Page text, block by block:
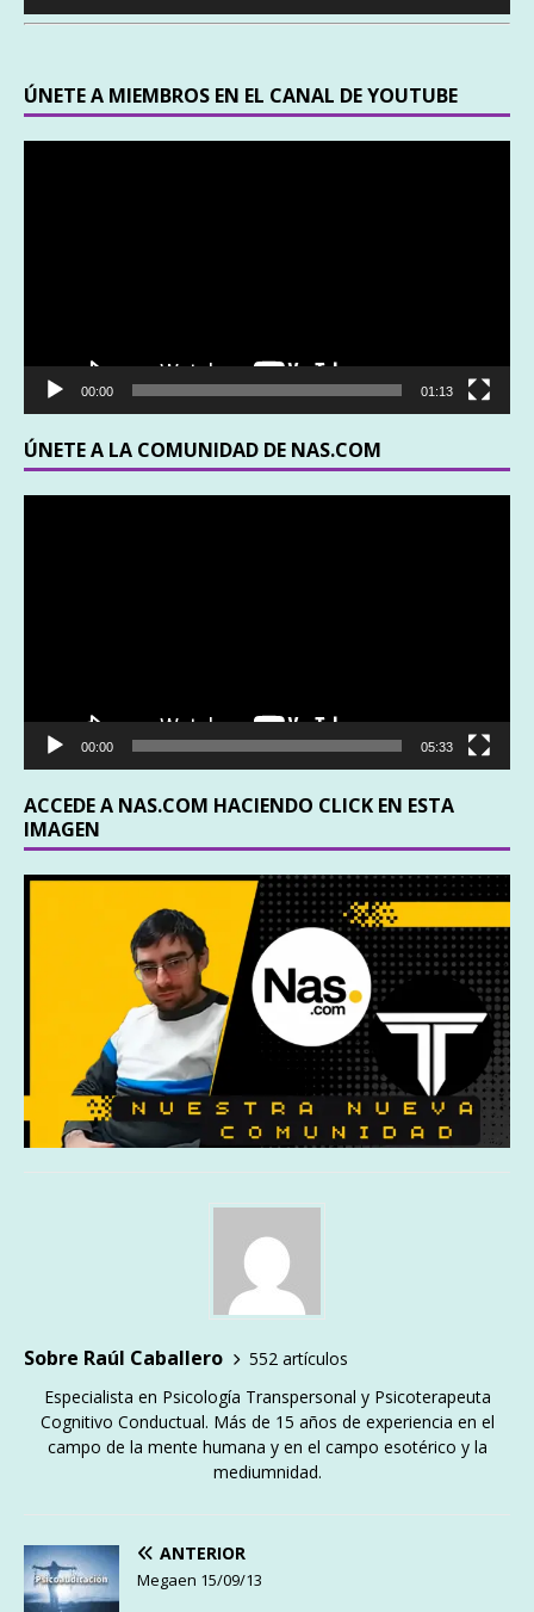
audio
ÚNETE A MIEMBROS EN EL CANAL DE YOUTUBE
00:00 01:13
ÚNETE A LA COMUNIDAD DE NAS.COM
00:00 05:33
ACCEDE A NAS.COM HACIENDO CLICK EN ESTA
IMAGEN
Sobre Raúl Caballero
552 artículos
Especialista en Psicología Transpersonal y Psicoterapeuta
Cognitivo Conductual. Más de 15 años de experiencia en el
campo de la mente humana y en el campo esotérico y la
mediumnidad.
ANTERIOR
Megaen 15/09/13